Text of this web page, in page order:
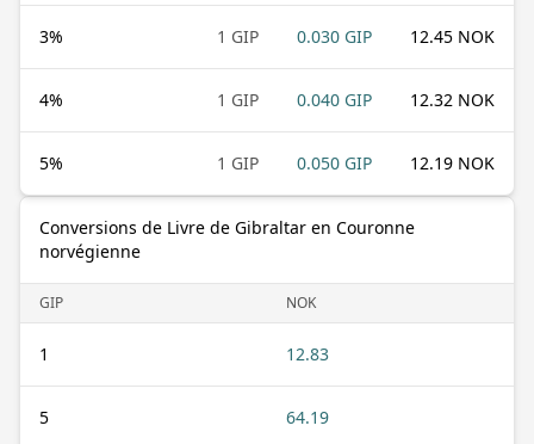
3% 1 GIP 0.030 GIP 12.45 NOK
4% 1 GIP 0.040 GIP 12.32 NOK
5% 1 GIP 0.050 GIP 12.19 NOK
Conversions de Livre de Gibraltar en Couronne
norvégienne
GIP NOK
1 12.83
5 64.19